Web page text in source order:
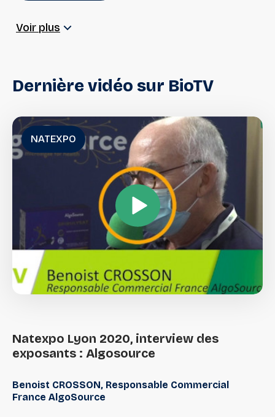
Mémoire, Concentration
Compléments alimentaires
Voir plus
Dernièrevidéo sur BioTV
NATEXPO
Natexpo Lyon 2020, interview des
exposants : Algosource
Benoist CROSSON, Responsable Commercial
France AlgoSource